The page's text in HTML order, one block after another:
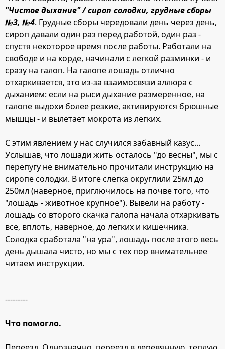
"Чистое дыхание" / сироп солодки, грудные сборы
№3, №4. Грудные сборы чередовали день через день,
сироп давали один раз перед работой, один раз -
спустя некоторое время после работы. Работали на
свободе и на корде, начинали с легкой разминки - и
сразу на галоп. На галопе лошадь отлично
отхаркивается, это из-за взаимосвязи аллюра с
дыханием: если на рыси дыхание размеренное, на
галопе выдохи более резкие, активируются брюшные
мышцы - и вылетает мокрота из легких.
С этим явлением у нас случился забавный казус...
Услышав, что лошади жить осталось "до весны", мы с
перепугу не внимательно прочитали инструкцию на
сиропе солодки. В итоге слегка округлили 25мл до
250мл (наверное, приглючилось на почве того, что
"лошадь - животное крупное"). Вывели на работу -
лошадь со второго скачка галопа начала отхаркивать
все, вплоть, наверное, до легких и кишечника.
Солодка сработала "на ура", лошадь после этого весь
день дышала чисто, но мы с тех пор внимательнее
читаем инструкции.
---------
Что помогло.